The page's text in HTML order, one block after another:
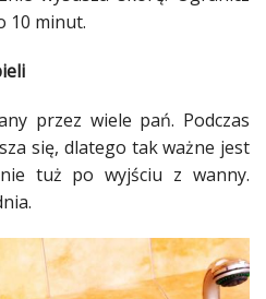
10 minut.
przez wiele pań. Podczas
się, dlatego tak ważne jest
tuż po wyjściu z wanny.